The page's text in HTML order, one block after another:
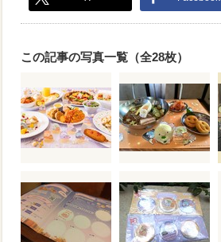
この記事の写真一覧（全28枚）